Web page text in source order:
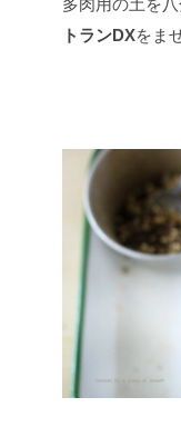
多肉用の土を
トランDXをま